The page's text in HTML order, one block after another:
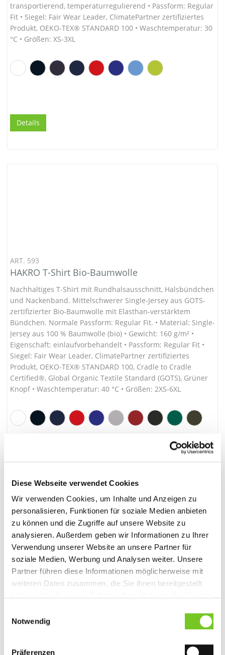
Diese Webseite verwendet Cookies
Wir verwenden Cookies, um Inhalte und Anzeigen zu
personalisieren, Funktionen für soziale Medien anbieten
zu können und die Zugriffe auf unsere Website zu
analysieren. Außerdem geben wir Informationen zu Ihrer
Verwendung unserer Website an unsere Partner für
soziale Medien, Werbung und Analysen weiter. Unsere
Partner führen diese Informationen möglicherweise mit
weiteren Daten zusammen, die Sie ihnen bereitgestellt
Cookies, wenn Sie unsere Webseite weiterhin nutzen.
Notwendig
Präferenzen
transportierend, temperaturregulierend • Passform: Regular
Fit • Siegel: Fair Wear Leader, ClimatePartner zertifiziertes
Produkt, OEKO-TEX® STANDARD 100 • Waschtemperatur: 30
°C • Größen: XS-3XL
Details
ART. 593
HAKRO T-Shirt Bio-Baumwolle
Nachhaltiges T-Shirt mit Rundhalsausschnitt, Halsbündchen
und Nackenband. Mittelschwerer Single-Jersey aus GOTS-
zertifizierter Bio-Baumwolle mit Elasthan-verstärktem
Bündchen. Normale Passform: Regular Fit. • Material: Single-
Jersey aus 100 % Baumwolle (bio) • Gewicht: 160 g/m² •
Eigenschaft: einlaufvorbehandelt • Passform: Regular Fit •
Siegel: Fair Wear Leader, ClimatePartner zertifiziertes
Produkt, OEKO-TEX® STANDARD 100, Cradle to Cradle
Certified®, Global Organic Textile Standard (GOTS), Grüner
Knopf • Waschtemperatur: 40 °C • Größen: 2XS-6XL
HAKRO COTTON TEC® T-Shirt
Halsbündchen und Nackenband. Kragennaht und